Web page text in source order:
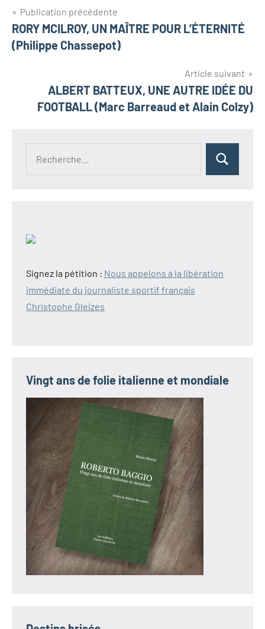
Navigation
de
Publication précédente
RORY MCILROY, UN MAÎTRE POUR L’ÉTERNITÉ
(Philippe Chassepot)
Article suivant
ALBERT BATTEUX, UNE AUTRE IDÉE DU
FOOTBALL (Marc Barreaud et Alain Colzy)
Rechercher
Signez la pétition : Nous appelons à la libération
immédiate du journaliste sportif français
Christophe Gleizes
Vingt ans de folie italienne et mondiale